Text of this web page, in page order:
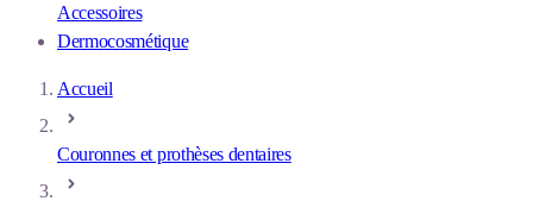
Accessoires
Dermocosmétique
Accueil
Couronnes et prothèses dentaires